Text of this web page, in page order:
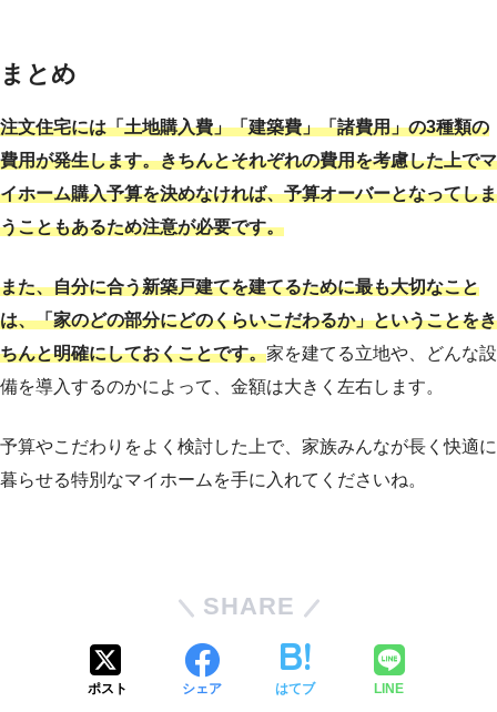
まとめ
注文住宅には「土地購入費」「建築費」「諸費用」の3種類の
費用が発生します。きちんとそれぞれの費用を考慮した上でマ
イホーム購入予算を決めなければ、予算オーバーとなってしま
うこともあるため注意が必要です。
また、自分に合う新築戸建てを建てるために最も大切なこと
は、「家のどの部分にどのくらいこだわるか」ということをき
ちんと明確にしておくことです。家を建てる立地や、どんな設
備を導入するのかによって、金額は大きく左右します。
予算やこだわりをよく検討した上で、家族みんなが長く快適に
暮らせる特別なマイホームを手に入れてくださいね。
SHARE
ポスト シェア はてブ LINE